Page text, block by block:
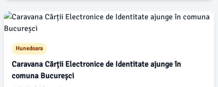
Hunedoara
Caravana Cărții Electronice de Identitate ajunge în
comuna Bucureșci